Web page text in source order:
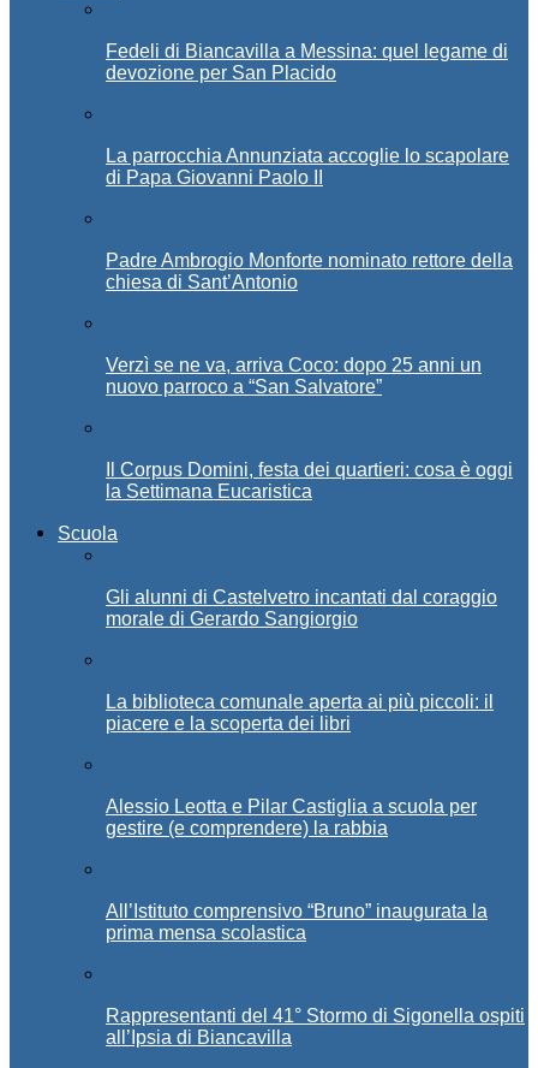
Fedeli di Biancavilla a Messina: quel legame di
devozione per San Placido
La parrocchia Annunziata accoglie lo scapolare
di Papa Giovanni Paolo II
Padre Ambrogio Monforte nominato rettore della
chiesa di Sant’Antonio
Verzì se ne va, arriva Coco: dopo 25 anni un
nuovo parroco a “San Salvatore”
Il Corpus Domini, festa dei quartieri: cosa è oggi
la Settimana Eucaristica
Scuola
Gli alunni di Castelvetro incantati dal coraggio
morale di Gerardo Sangiorgio
La biblioteca comunale aperta ai più piccoli: il
piacere e la scoperta dei libri
Alessio Leotta e Pilar Castiglia a scuola per
gestire (e comprendere) la rabbia
All’Istituto comprensivo “Bruno” inaugurata la
prima mensa scolastica
Rappresentanti del 41° Stormo di Sigonella ospiti
all’Ipsia di Biancavilla